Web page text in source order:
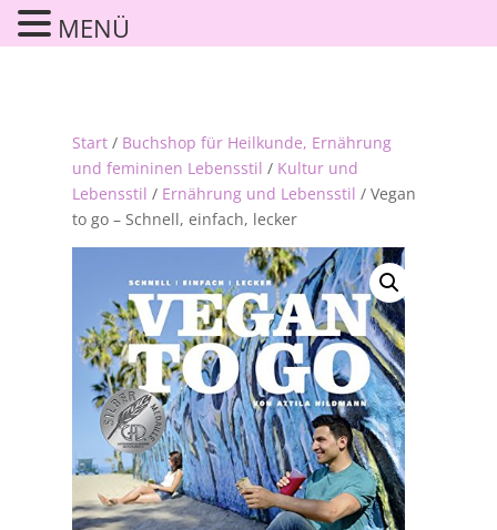
Start/ Buchshop für Heilkunde, Ernährung
und femininen Lebensstil / Kultur und
Lebensstil / Ernährung und Lebensstil / Vegan
to go – Schnell, einfach, lecker
MENÜ